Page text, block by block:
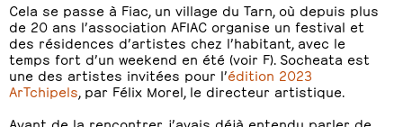
Cela se passe à Fiac, un village du Tarn, où depuis plus
de 20 ans l’association AFIAC organise un festival et
des résidences d’artistes chez l’habitant, avec le
temps fort d’un weekend en été (voir F). Socheata est
une des artistes invitées pour l’édition 2023
ArTchipels , par Félix Morel, le directeur artistique.
Avant de la rencontrer, j’avais déjà entendu parler de